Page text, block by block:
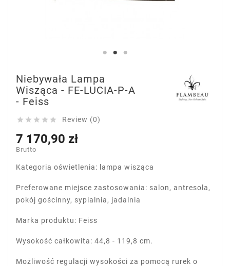
Niebywała Lampa
Wisząca - FE-LUCIA-P-A
- Feiss
     Review (0)
7 170,90 zł
Brutto
Kategoria oświetlenia: lampa wisząca
Preferowane miejsce zastosowania: salon, antresola,
pokój gościnny, sypialnia, jadalnia
Marka produktu: Feiss
Wysokość całkowita: 44,8 - 119,8 cm.
Możliwość regulacji wysokości za pomocą rurek o